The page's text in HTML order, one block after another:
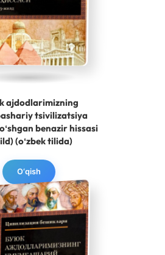
ajdodlarimizning
tsivilizatsiya
benazir hissasi
(oʻzbek tilida)
O‘qish